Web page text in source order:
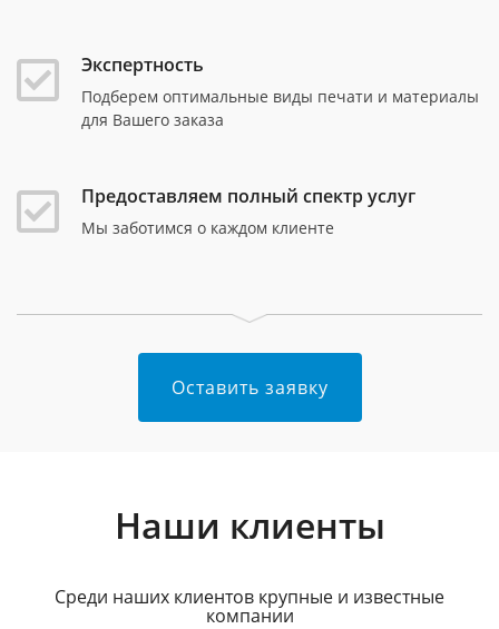
Экспертность
Подберем оптимальные виды печати и материалы
для Вашего заказа
Предоставляем полный спектр услуг
Мы заботимся о каждом клиенте
Оставить заявку
Наши клиенты
Среди наших клиентов крупные и известные
компании